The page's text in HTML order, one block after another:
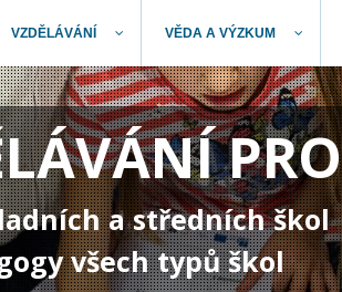
VZDĚLÁVÁNÍ VĚDA A VÝZKUM
PRO
a středních škol
všech typů škol